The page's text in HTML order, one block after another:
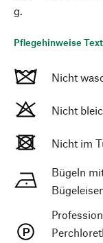
g.
Pflegehinweise
Nicht
Nicht
Nicht im
Bügeln